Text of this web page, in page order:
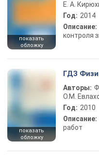
показать
обложку
Е. А.
Год: 2014
Описание:
контроля
показать
обложку
ГДЗ
Авторы:
О.М.
Год: 2010
Описание:
работ